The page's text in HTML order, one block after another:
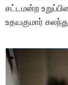
சட்டமன்ற
உதயகுமார்